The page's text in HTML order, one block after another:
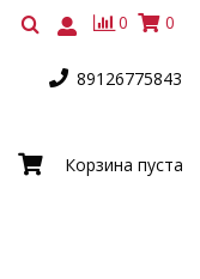
0 0
89126775843
Корзина пуста